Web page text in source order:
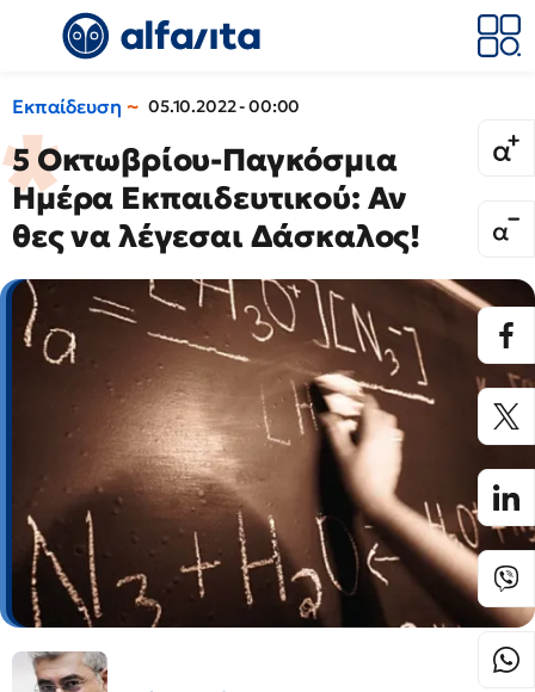
Εκπαίδευση 05.10.2022 - 00:00
5 Οκτωβρίου-Παγκόσμια
Ημέρα Εκπαιδευτικού: Αν
θες να λέγεσαι Δάσκαλος!